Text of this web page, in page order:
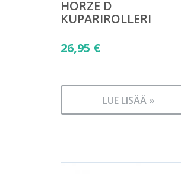
HORZE D
KUPARIROLLERI
26,95 €
LUE LISÄÄ »